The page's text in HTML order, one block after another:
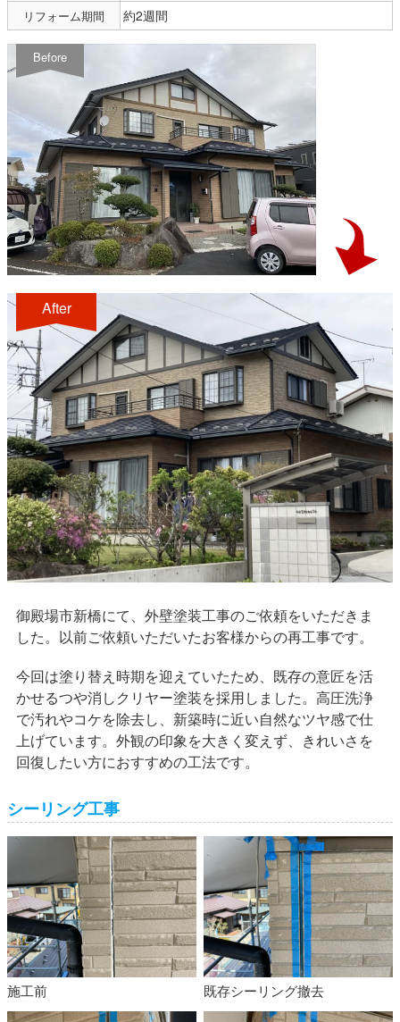
リフォーム期間 約2週間
Before
After
御殿場市新橋にて、外壁塗装工事のご依頼をいただきま
した。以前ご依頼いただいたお客様からの再工事です。
今回は塗り替え時期を迎えていたため、既存の意匠を活
かせるつや消しクリヤー塗装を採用しました。高圧洗浄
で汚れやコケを除去し、新築時に近い自然なツヤ感で仕
上げています。外観の印象を大きく変えず、きれいさを
回復したい方におすすめの工法です。
シーリング工事
施工前 既存シーリング撤去